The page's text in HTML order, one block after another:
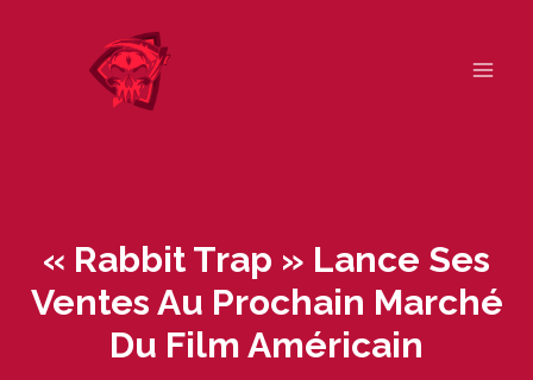
« Rabbit Trap » Lance Ses
Ventes Au Prochain Marché
Du Film Américain